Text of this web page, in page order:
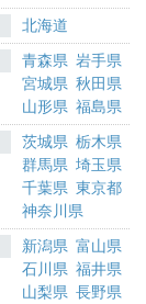
北海道
青森県 岩手県
宮城県 秋田県
山形県 福島県
茨城県 栃木県
群馬県 埼玉県
千葉県 東京都
神奈川県
新潟県 富山県
石川県 福井県
山梨県 長野県